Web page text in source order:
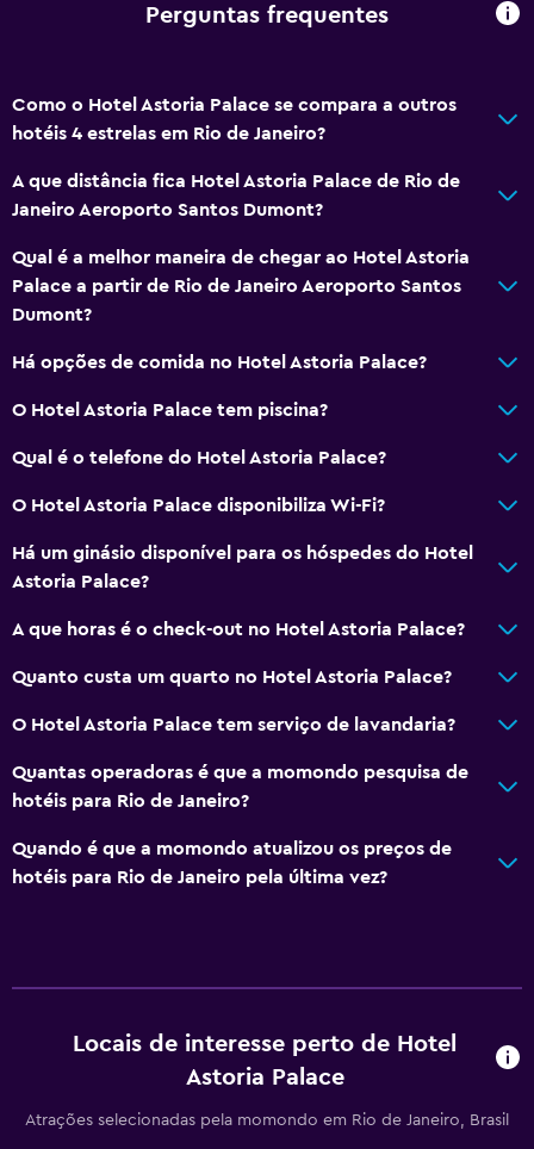
Perguntas frequentes
Como o Hotel Astoria Palace se compara a outros
hotéis 4 estrelas em Rio de Janeiro?
A que distância fica Hotel Astoria Palace de Rio de
Janeiro Aeroporto Santos Dumont?
Qual é a melhor maneira de chegar ao Hotel Astoria
Palace a partir de Rio de Janeiro Aeroporto Santos
Dumont?
Há opções de comida no Hotel Astoria Palace?
O Hotel Astoria Palace tem piscina?
Qual é o telefone do Hotel Astoria Palace?
O Hotel Astoria Palace disponibiliza Wi-Fi?
Há um ginásio disponível para os hóspedes do Hotel
Astoria Palace?
A que horas é o check-out no Hotel Astoria Palace?
Quanto custa um quarto no Hotel Astoria Palace?
O Hotel Astoria Palace tem serviço de lavandaria?
Quantas operadoras é que a momondo pesquisa de
hotéis para Rio de Janeiro?
Quando é que a momondo atualizou os preços de
hotéis para Rio de Janeiro pela última vez?
Locais de interesse perto de Hotel
Astoria Palace
Atrações selecionadas pela momondo em Rio de Janeiro, Brasil